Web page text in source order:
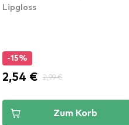
Lipgloss
-15%
2,54 € 2,99 €
Zum Korb